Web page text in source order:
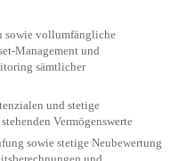
sowie voll­umfängliche
Management und
sämtlicher
und stetige
Vermögenswerte
sowie stetige Neubewertung